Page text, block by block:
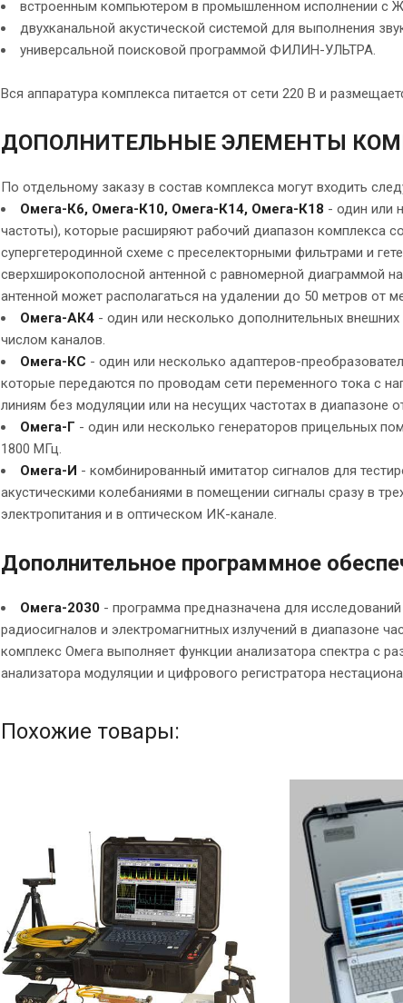
встроенным компьютером в промышленном исполнении с
двухканальной акустической системой для выполнения
универсальной поисковой программой ФИЛИН-УЛЬТРА.
Вся аппаратура комплекса питается от сети 220 В и
ДОПОЛНИТЕЛЬНЫЕ ЭЛЕМЕНТЫ
По отдельному заказу в состав комплекса могут входить
Омега-К6, Омега-К10, Омега-К14, Омега-К18 - один или
частоты), которые расширяют рабочий диапазон комплекса
супергетеродинной схеме с преселекторными фильтрами и
сверхширокополосной антенной с равномерной диаграммой
антенной может располагаться на удалении до 50 метров от
Омега-АК4 - один или несколько дополнительных
числом каналов.
Омега-КС - один или несколько адаптеров-
которые передаются по проводам сети переменного тока с
линиям без модуляции или на несущих частотах в диапазоне
Омега-Г - один или несколько генераторов прицельных
1800 МГц.
Омега-И - комбинированный имитатор сигналов для
акустическими колебаниями в помещении сигналы сразу в
электропитания и в оптическом ИК-канале.
Дополнительное программное
Омега-2030 - программа предназначена для
радиосигналов и электромагнитных излучений в диапазоне
комплекс Омега выполняет функции анализатора спектра с
анализатора модуляции и цифрового регистратора
Похожие товары: